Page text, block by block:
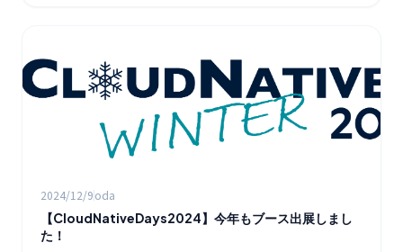
2024/12/9oda
【CloudNativeDays2024】今年もブース出展しまし
た！